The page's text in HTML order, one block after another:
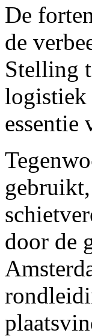
De
de
Stelling
logistiek
essentie
door de